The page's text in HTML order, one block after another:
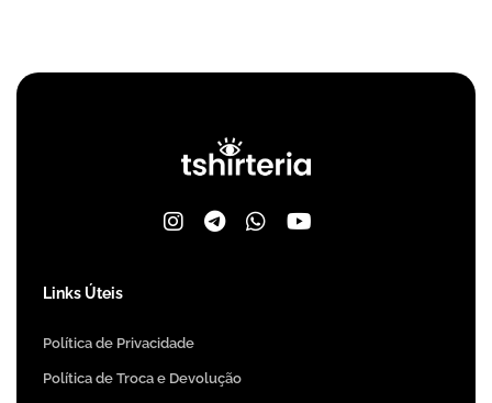
Links Úteis
Política de Privacidade
Política de Troca e Devolução